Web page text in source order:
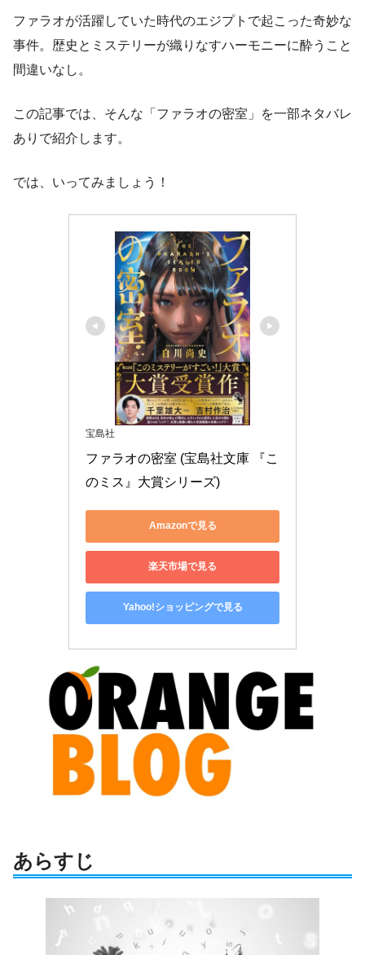
ファラオが活躍していた時代のエジプトで起こった奇妙な
事件。歴史とミステリーが織りなすハーモニーに酔うこと
間違いなし。
この記事では、そんな「ファラオの密室」を一部ネタバレ
ありで紹介します。
では、いってみましょう！
宝島社
ファラオの密室 (宝島社文庫 『こ
のミス』大賞シリーズ)
Amazonで見る
楽天市場で見る
Yahoo!ショッピングで見る
あらすじ